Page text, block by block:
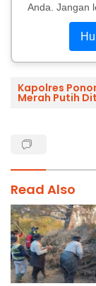
Anda. Jangan
Kapolres
Merah Putih
Read Also